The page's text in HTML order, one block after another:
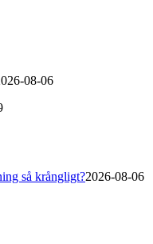
08-06
så krångligt?2026-08-06